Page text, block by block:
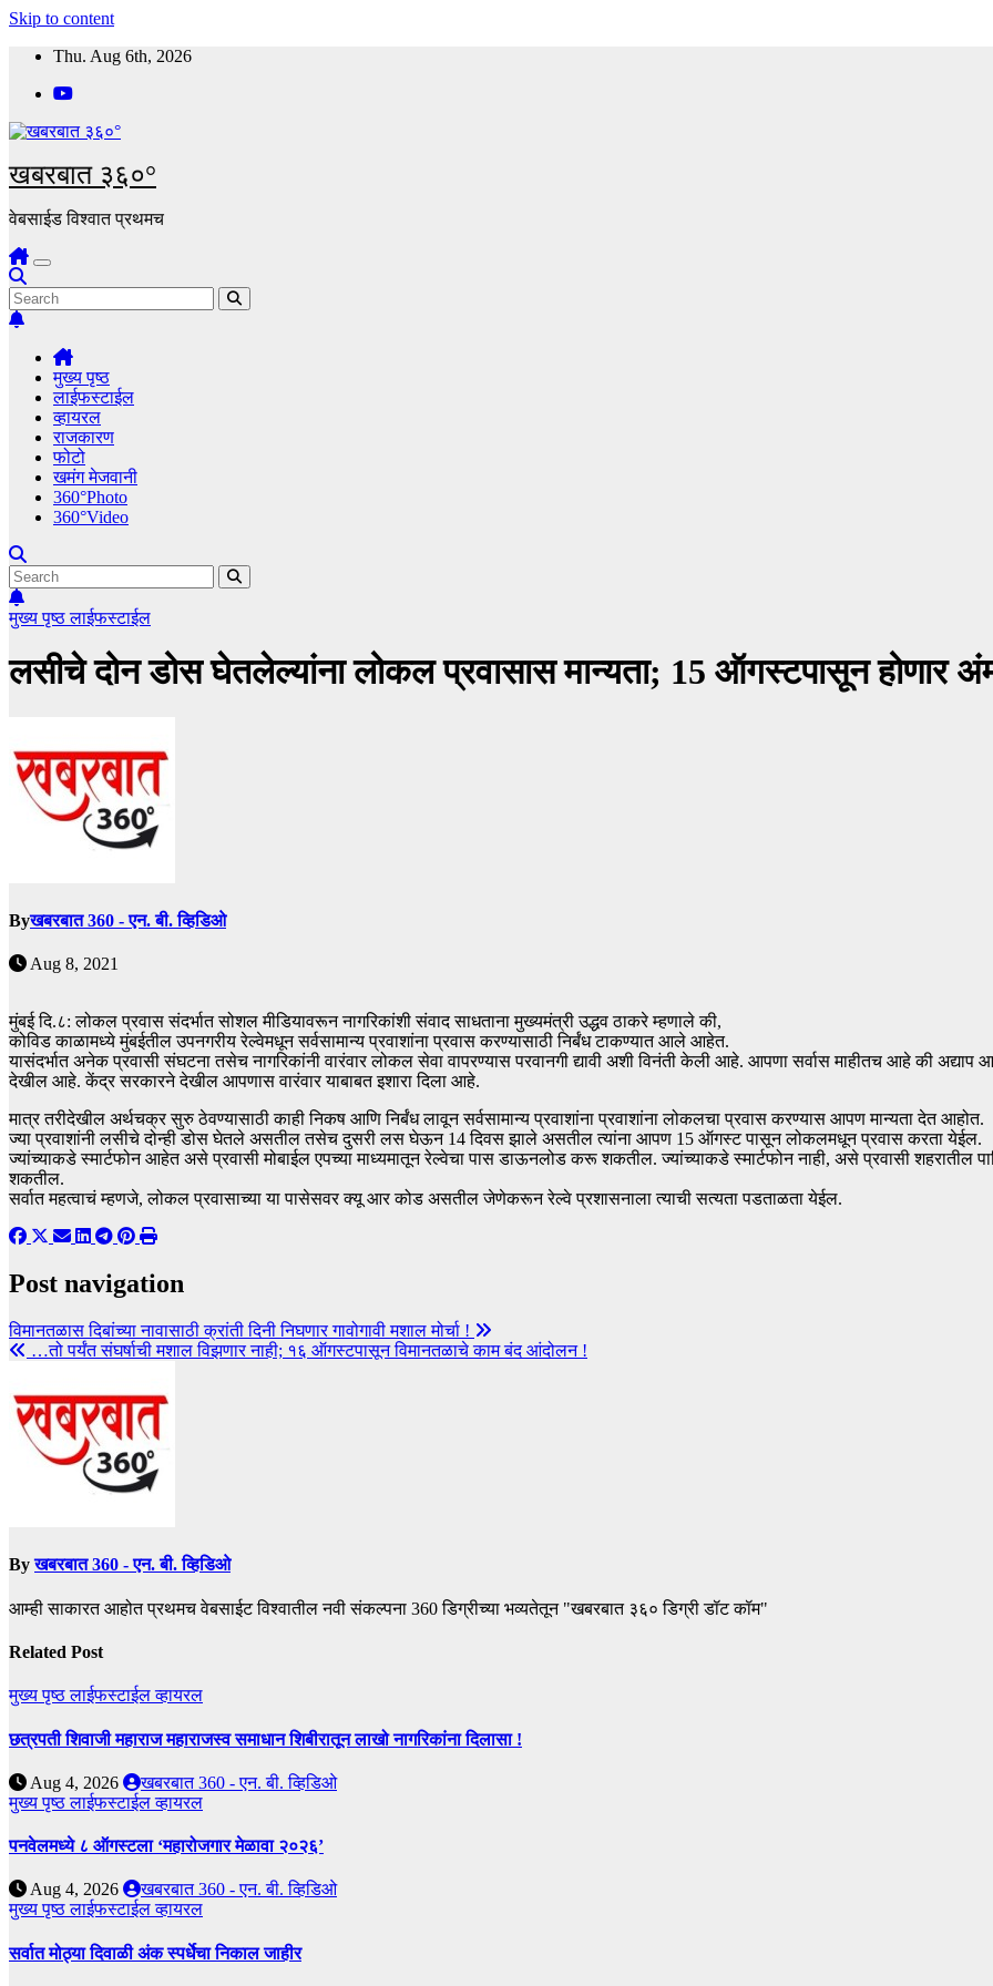
Skip to content
Thu. Aug 6th, 2026
खबरबात ३६०°
वेबसाईड विश्वात प्रथमच
मुख्य पृष्ठ
लाईफस्टाईल
व्हायरल
राजकारण
फोटो
खमंग मेजवानी
360°Photo
360°Video
मुख्य पृष्ठलाईफस्टाईल
लसीचे दोन डोस घेतलेल्यांना लोकल प्रवासास मान्यता; 15 ऑगस्टपासून होणार
Byखबरबात 360 - एन. बी. व्हिडिओ
Aug 8, 2021
मुंबई दि.८: लोकल प्रवास संदर्भात सोशल मीडियावरून नागरिकांशी संवाद साधताना मुख्यमंत्री उद्धव ठाकरे म्हणाले की,
कोविड काळामध्ये मुंबईतील उपनगरीय रेल्वेमधून सर्वसामान्य प्रवाशांना प्रवास करण्यासाठी निर्बंध टाकण्यात आले आहेत.
यासंदर्भात अनेक प्रवासी संघटना तसेच नागरिकांनी वारंवार लोकल सेवा वापरण्यास परवानगी द्यावी अशी विनंती केली आहे. आपणा सर्वास माहीतच आहे की
देखील आहे. केंद्र सरकारने देखील आपणास वारंवार याबाबत इशारा दिला आहे.
मात्र तरीदेखील अर्थचक्र सुरु ठेवण्यासाठी काही निकष आणि निर्बंध लावून सर्वसामान्य प्रवाशांना प्रवाशांना लोकलचा प्रवास करण्यास आपण मान्यता देत आहोत.
ज्या प्रवाशांनी लसीचे दोन्ही डोस घेतले असतील तसेच दुसरी लस घेऊन 14 दिवस झाले असतील त्यांना आपण 15 ऑगस्ट पासून लोकलमधून प्रवास करता येईल.
ज्यांच्याकडे स्मार्टफोन आहेत असे प्रवासी मोबाईल एपच्या माध्यमातून रेल्वेचा पास डाऊनलोड करू शकतील. ज्यांच्याकडे स्मार्टफोन नाही, असे प्रवासी
शकतील.
सर्वात महत्वाचं म्हणजे, लोकल प्रवासाच्या या पासेसवर क्यू आर कोड असतील जेणेकरून रेल्वे प्रशासनाला त्याची सत्यता पडताळता येईल.
Post navigation
विमानतळास दिबांच्या नावासाठी क्रांती दिनी निघणार गावोगावी मशाल मोर्चा !
…तो पर्यंत संघर्षाची मशाल विझणार नाही; १६ ऑगस्टपासून विमानतळाचे काम बंद आंदोलन !
Byखबरबात 360 - एन. बी. व्हिडिओ
आम्ही साकारत आहोत प्रथमच वेबसाईट विश्वातील नवी संकल्पना 360 डिग्रीच्या भव्यतेतून "खबरबात ३६० डिग्री डॉट कॉम"
Related Post
मुख्य पृष्ठलाईफस्टाईलव्हायरल
छत्रपती शिवाजी महाराज महाराजस्व समाधान शिबीरातून लाखो नागरिकांना दिलासा !
Aug 4, 2026
खबरबात 360 - एन. बी. व्हिडिओ
मुख्य पृष्ठलाईफस्टाईलव्हायरल
पनवेलमध्ये ८ ऑगस्टला ‘महारोजगार मेळावा २०२६’
Aug 4, 2026
खबरबात 360 - एन. बी. व्हिडिओ
मुख्य पृष्ठलाईफस्टाईलव्हायरल
सर्वात मोठ्या दिवाळी अंक स्पर्धेचा निकाल जाहीर